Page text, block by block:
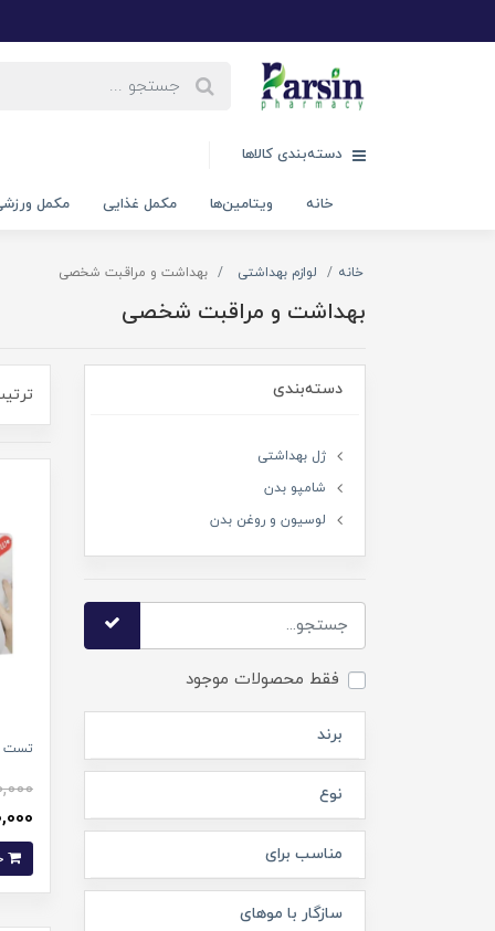
دسته‌بندی کالاها
خانه ویتامین‌ها مکمل غذایی مکمل
خانه لوازم بهداشتی بهداشت و مراقبت شخصی
بهداشت و مراقبت شخصی
دسته‌بندی
ژل بهداشتی
شامپو بدن
لوسیون و روغن بدن
فقط محصولات موجود
برند
نوع
مناسب برای
سازگار با موهای
تست